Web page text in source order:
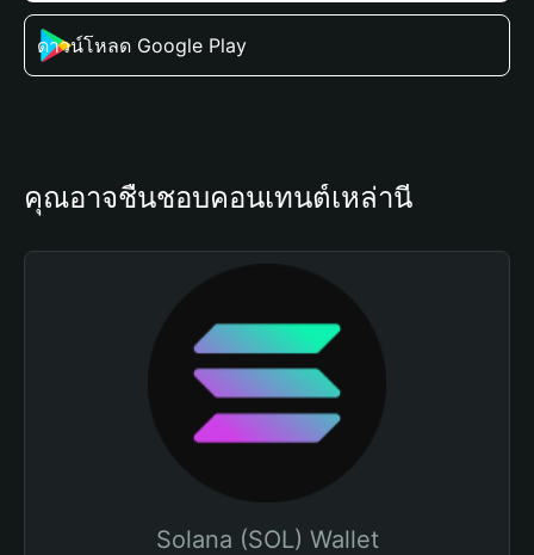
ดาวน์โหลด Google Play
คุณอาจชื่นชอบคอนเทนต์เหล่านี้
Solana (SOL) Wallet